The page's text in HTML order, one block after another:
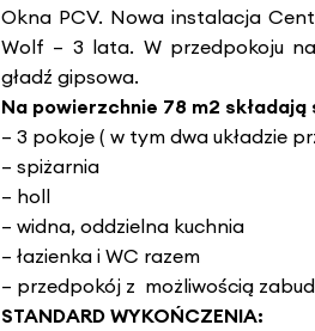
Okna PCV. Nowa instalacja
Wolf – 3 lata. W przedpokoju
gładź gipsowa.
Na powierzchnie 78 m2 składają
– 3 pokoje ( w tym dwa układzie
– spiżarnia
– holl
– widna, oddzielna kuchnia
– łazienka i WC razem
– przedpokój z możliwością
STANDARD WYKOŃCZENIA: